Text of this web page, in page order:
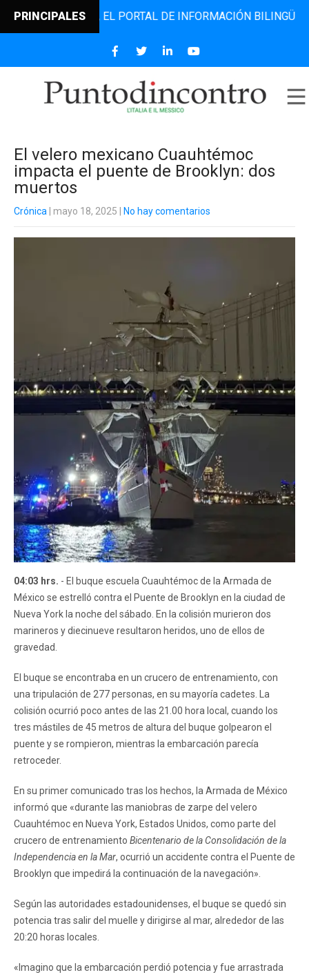
PRINCIPALESEL PORTAL DE INFORMACIÓN BILINGÜE QUE
El velero mexicano Cuauhtémoc
impacta el puente de Brooklyn: dos
muertos
Crónica | mayo 18, 2025 No hay comentarios
04:03 hrs. - El buque escuela Cuauhtémoc de la Armada de
México se estrelló contra el Puente de Brooklyn en la ciudad de
Nueva York la noche del sábado. En la colisión murieron dos
marineros y diecinueve resultaron heridos, uno de ellos de
gravedad.
El buque se encontraba en un crucero de entrenamiento, con
una tripulación de 277 personas, en su mayoría cadetes. La
colisión ocurrió poco antes de las 21.00 hora local, cuando los
tres mástiles de 45 metros de altura del buque golpearon el
puente y se rompieron, mientras la embarcación parecía
retroceder.
En su primer comunicado tras los hechos, la Armada de México
informó que «durante las maniobras de zarpe del velero
Cuauhtémoc en Nueva York, Estados Unidos, como parte del
crucero de entrenamiento Bicentenario de la Consolidación de la
Independencia en la Mar, ocurrió un accidente contra el Puente de
Brooklyn que impedirá la continuación de la navegación».
Según las autoridades estadounidenses, el buque se quedó sin
potencia tras salir del muelle y dirigirse al mar, alrededor de las
20:20 horas locales.
«Imagino que la embarcación perdió potencia y fue arrastrada